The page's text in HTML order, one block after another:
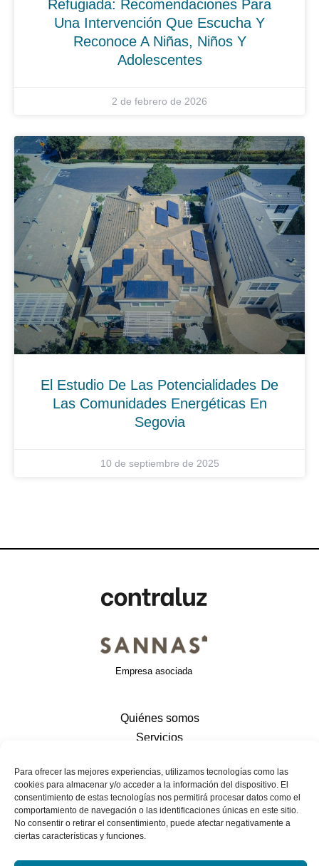
Para ofrecer las mejores experiencias, utilizamos tecnologías como las
cookies para almacenar y/o acceder a la información del dispositivo. El
consentimiento de estas tecnologías nos permitirá procesar datos como el
comportamiento de navegación o las identificaciones únicas en este sitio.
No consentir o retirar el consentimiento, puede afectar negativamente a
ciertas características y funciones.
Refugiada: Recomendaciones Para
Una Intervención Que Escucha Y
Reconoce A Niñas, Niños Y
Adolescentes
2 de febrero de 2026
El Estudio De Las Potencialidades De
Las Comunidades Energéticas En
Segovia
10 de septiembre de 2025
Empresa asociada
Quiénes somos
Servicios
Contacto
Contacto